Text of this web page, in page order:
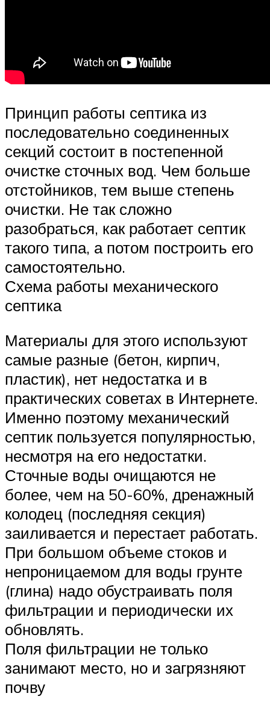
Принцип работы септика из
последовательно соединенных
секций состоит в постепенной
очистке сточных вод. Чем больше
отстойников, тем выше степень
очистки. Не так сложно
разобраться, как работает септик
такого типа, а потом построить его
самостоятельно.
Схема работы механического
септика
Материалы для этого используют
самые разные (бетон, кирпич,
пластик), нет недостатка и в
практических советах в Интернете.
Именно поэтому механический
септик пользуется популярностью,
несмотря на его недостатки.
Сточные воды очищаются не
более, чем на 50-60%, дренажный
колодец (последняя секция)
заиливается и перестает работать.
При большом объеме стоков и
непроницаемом для воды грунте
(глина) надо обустраивать поля
фильтрации и периодически их
обновлять.
Поля фильтрации не только
занимают место, но и загрязняют
почву